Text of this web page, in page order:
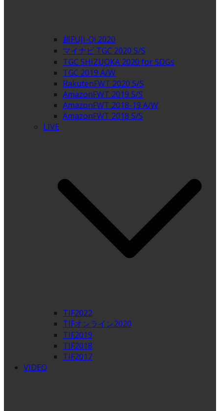
超FUJI-Q! 2020
マイナビ TGC 2020 S/S
TGC SHIZUOKA 2020 for SDGs
TGC 2019 A/W
RakutenFWT 2020 S/S
AmazonFWT 2019 S/S
AmazonFWT 2018-19 A/W
AmazonFWT 2018 S/S
LIVE
TIF2022
TIFオンライン2020
TIF2019
TIF2018
TIF2017
VIDEO